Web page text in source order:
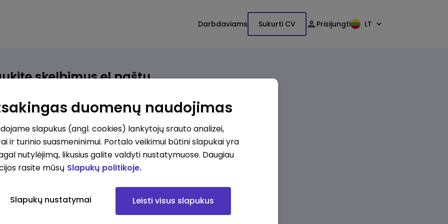
Darbdaviams Sukurti CV Prisijungti LT
skelbimus el.paštu
atsiras, iš karto gausite jį el. paštu.
ieškote darbo?*
Pridėti naują
Kokios srities darbo pasiūlymai jus domina?
Pridėti naują
duomenų naudojimas
slapukus (angl. cookies) lankytojų srauto analizei,
ir turinio suasmeninimui. Portalo veikimui būtini slapukai yra
nutylėjimą, likusius galite valdyti nustatymuose. Daugiau
rasite mūsų Slapukų politikoje.
Slapukų nustatymai Leisti visus slapukus